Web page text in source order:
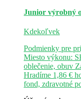
Junior výrobný
Kdekoľvek
Podmienky pre
Miesto výkonu:
oblečenie, obuv
Hradíme 1,86 €
fond, zdravotné